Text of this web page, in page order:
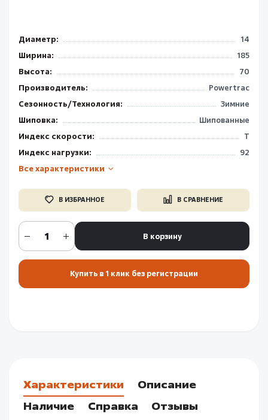
Диаметр:
14
Ширина:
185
Высота:
70
Производитель:
Powertrac
Сезонность/Технология:
Зимние
Шиповка:
Шипованные
Индекс скорости:
T
Индекс нагрузки:
92
Все характеристики
В ИЗБРАННОЕ В СРАВНЕНИЕ
В корзину
Купить в 1 клик без регистрации
Характеристики
Описание
Наличие
Справка
Отзывы